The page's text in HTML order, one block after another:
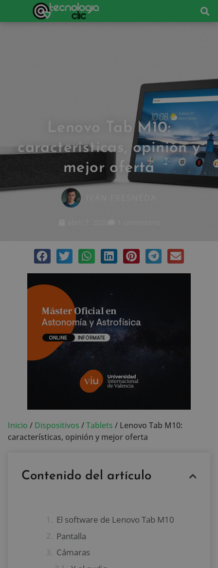
Lenovo Tab M10:
características, opinión y
mejor oferta
Inicio / Dispositivos /Tablets / Lenovo Tab M10:
características, opinión y mejor oferta
Contenido del artículo
El software de Lenovo Tab M10
Pantalla
Cámaras